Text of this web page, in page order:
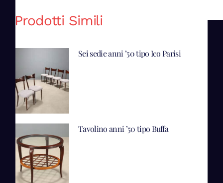
Prodotti Simili
Sei sedie anni ’50 tipo Ico Parisi
Tavolino anni ’50 tipo Buffa